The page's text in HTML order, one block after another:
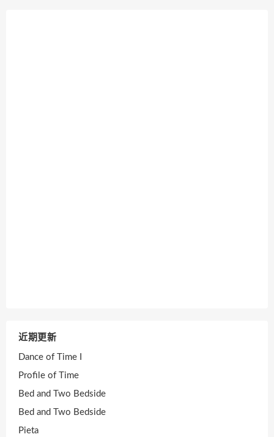
近期更新
Dance of Time I
Profile of Time
Bed and Two Bedside
Bed and Two Bedside
Pieta